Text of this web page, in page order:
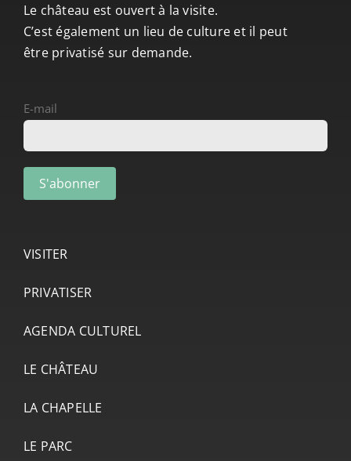
Le château est ouvert à la visite.
C’est également un lieu de culture et il peut
être privatisé sur demande.
E-mail
VISITER
PRIVATISER
AGENDA CULTUREL
LE CHÂTEAU
LA CHAPELLE
LE PARC